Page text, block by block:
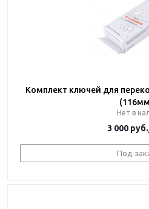
Комплект ключей для
Нет в
3 000 руб.
Под